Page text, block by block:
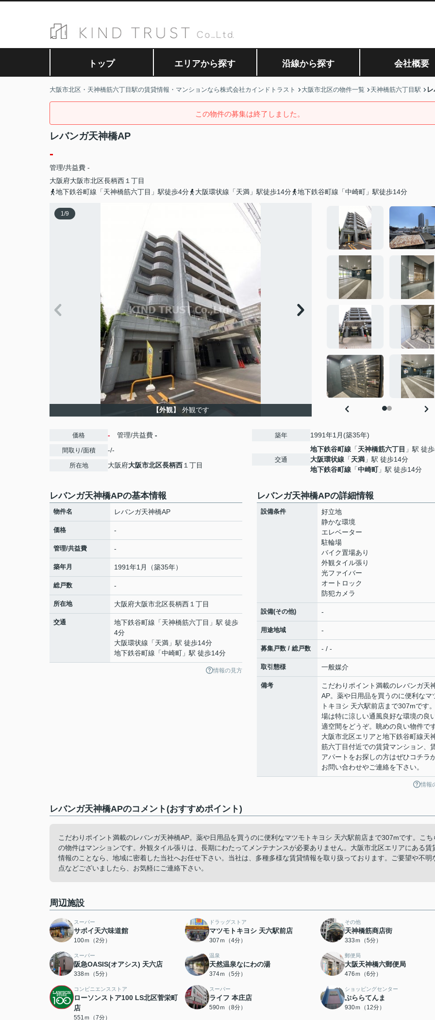
トップ エリアから探す 沿線から探す 会社概要
大阪市北区・天神橋筋六丁目駅の賃貸情報・マンションなら株式会社カインドトラスト 大阪市北区の物件一覧 天神橋筋六丁目駅
この物件の募集は終了しました。
レバンガ天神橋AP
-
管理/共益費 -
大阪府大阪市北区長柄西 １丁目
地下鉄谷町線「天神橋筋六丁目」駅徒歩4分
大阪環状線「天満」駅徒歩14分 地下鉄谷町線「中崎町」駅徒歩14分
1/9
【外観】 外観です
価格 - 管理/共益費 -
間取り/面積 -/-
所在地 大阪府大阪市北区長柄西 １丁目
築年 1991年1月(築35年)
交通
地下鉄谷町線 「天神橋筋六丁目 」駅 徒
大阪環状線 「天満 」駅 徒歩14分
地下鉄谷町線 「中崎町」駅 徒歩14分
レバンガ天神橋APの基本情報
物件名 レバンガ天神橋AP
価格 -
管理/共益費 -
築年月 1991年1月（築35年）
総戸数 -
所在地 大阪府大阪市北区長柄西 １丁目
交通 地下鉄谷町線 「天神橋筋六丁目 」駅 徒歩
4分
大阪環状線 「天満 」駅 徒歩14分
地下鉄谷町線 「中崎町 」駅 徒歩14分
情報の見方
レバンガ天神橋APの詳細情報
設備条件
好立地
静かな環境
エレベーター
駐輪場
バイク置場あり
外観タイル張り
光ファイバー
オートロック
防犯カメラ
設備(その他) -
用途地域 -
募集戸数 / 総戸数 - / -
取引態様 一般媒介
備考
こだわりポイント満載のレバンガ天
AP。薬や日用品を買うのに便利なマ
トキヨシ 天六駅前店まで307mです
場は特に涼しい通風良好な環境の良
適空間をどうぞ。眺めの良い物件で
大阪市北区エリアと地下鉄谷町線天
筋六丁目付近での賃貸マンション、
アパートをお探しの方はぜひコチラ
お問い合わせやご連絡を下さい。
情報
レバンガ天神橋APのコメント(おすすめポイント)
こだわりポイント満載のレバンガ天神橋AP。薬や日用品を買うのに便利なマツモトキヨシ 天六駅前店まで307mです。こち
の物件はマンションです。外観タイル張りは、長期にわたってメンテナンスが必要ありません。大阪市北区エリアにある賃
情報のことなら、地域に密着した当社へお任せ下さい。当社は、多種多様な賃貸情報を取り扱っております。ご要望や不明
点などございましたら、お気軽にご連絡下さい。
周辺施設
スーパー
サボイ天六味道館
100ｍ（2分）
ドラッグストア
マツモトキヨシ 天六駅前店
307ｍ（4分）
その他
天神橋筋商店街
333ｍ（5分）
スーパー
阪急OASIS(オアシス) 天六店
338ｍ（5分）
温泉
天然温泉なにわの湯
374ｍ（5分）
郵便局
大阪天神橋六郵便局
476ｍ（6分）
コンビニエンスストア
ローソンストア100 LS北区菅栄町
店
551ｍ（7分）
スーパー
ライフ 本庄店
590ｍ（8分）
ショッピングセンター
ぷららてんま
930ｍ（12分）